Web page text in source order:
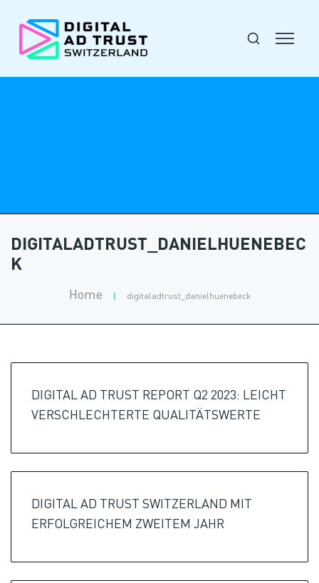
DIGITALADTRUST_DANIELHUENEBEC
K
Home | digitaladtrust_danielhuenebeck
DIGITAL AD TRUST REPORT Q2 2023: LEICHT
VERSCHLECHTERTE QUALITÄTSWERTE
DIGITAL AD TRUST SWITZERLAND MIT
ERFOLGREICHEM ZWEITEM JAHR